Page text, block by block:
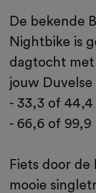
De bekende
Nightbike is
dagtocht
jouw
- 33,3 of
- 66,6 of 99,9
Fiets door de
mooie